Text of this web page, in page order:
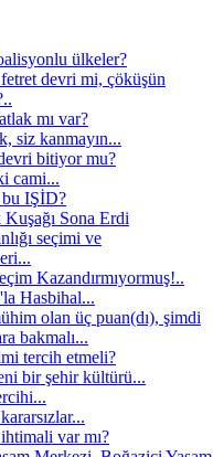
ülkeler?
devri mi, çöküşün
mı var?
siz kanmayın...
bitiyor mu?
cami...
bu IŞİD?
Sona Erdi
seçimi ve
Kazandırmıyormuş!..
Hasbihal...
olan üç puan(dı), şimdi
bakmalı...
tercih etmeli?
bir şehir kültürü...
var mı?